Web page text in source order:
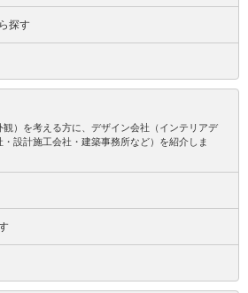
探す
）を考える方に、デザイン会社（インテリアデ
設計施工会社・建築事務所など）を紹介しま